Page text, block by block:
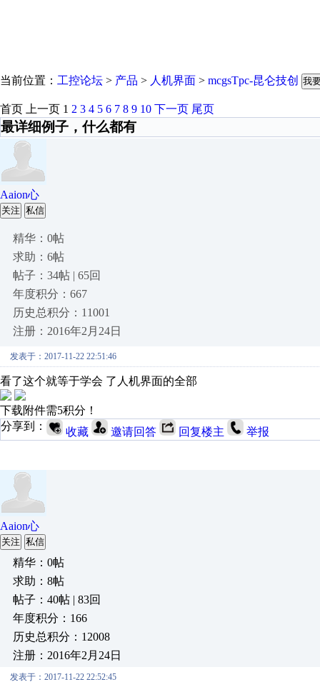
当前位置： 工控论坛 > 产品 > 人机界面 > mcgsTpc-昆仑技创 我
首页 上一页 1 2 3 4 5 6 7 8 9 10 下一页 尾页
最详细例子，什么都有
Aaion心
关注 私信
精华：0帖
求助：6帖
帖子：34帖 | 65回
年度积分：667
历史总积分：11001
注册：2016年2月24日
发表于：2017-11-22 22:51:46
看了这个就等于学会 了人机界面的全部
下载附件需5积分！
分享到：
收藏 邀请回答 回复楼主 举报
Aaion心
关注 私信
精华：0帖
求助：8帖
帖子：40帖 | 83回
年度积分：166
历史总积分：12008
注册：2016年2月24日
发表于：2017-11-22 22:52:45